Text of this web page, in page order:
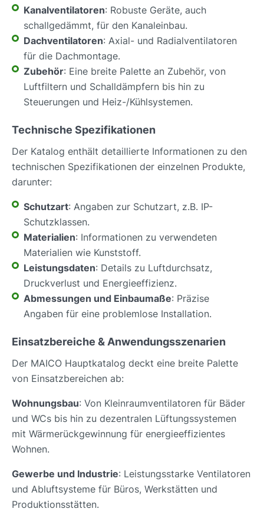
Kanalventilatoren: Robuste Geräte, auch
schallgedämmt, für den Kanaleinbau.
Dachventilatoren: Axial- und Radialventilatoren
für die Dachmontage.
Zubehör: Eine breite Palette an Zubehör, von
Luftfiltern und Schalldämpfern bis hin zu
Steuerungen und Heiz-/Kühlsystemen.
Technische Spezifikationen
Der Katalog enthält detaillierte Informationen zu den
technischen Spezifikationen der einzelnen Produkte,
darunter:
Schutzart: Angaben zur Schutzart, z.B. IP-
Schutzklassen.
Materialien: Informationen zu verwendeten
Materialien wie Kunststoff.
Leistungsdaten: Details zu Luftdurchsatz,
Druckverlust und Energieeffizienz.
Abmessungen und Einbaumaße: Präzise
Angaben für eine problemlose Installation.
Einsatzbereiche & Anwendungsszenarien
Der MAICO Hauptkatalog deckt eine breite Palette
von Einsatzbereichen ab:
Wohnungsbau: Von Kleinraumventilatoren für Bäder
und WCs bis hin zu dezentralen Lüftungssystemen
mit Wärmerückgewinnung für energieeffizientes
Wohnen.
Gewerbe und Industrie: Leistungsstarke Ventilatoren
und Abluftsysteme für Büros, Werkstätten und
Produktionsstätten.